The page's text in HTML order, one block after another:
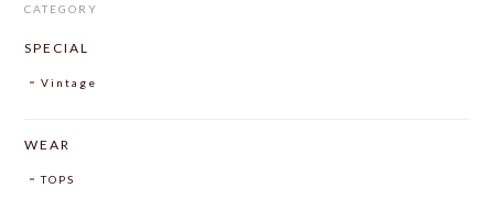
CATEGORY
SPECIAL
Vintage
WEAR
TOPS